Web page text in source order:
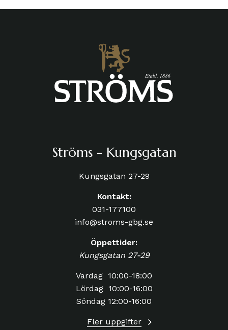
Ströms - Kungsgatan
Kungsgatan 27-29
Kontakt:
031-177100
info@stroms-gbg.se
Öppettider:
Kungsgatan 27-29
Vardag 10:00-18:00
Lördag 10:00-16:00
Söndag 12:00-16:00
Fler uppgifter